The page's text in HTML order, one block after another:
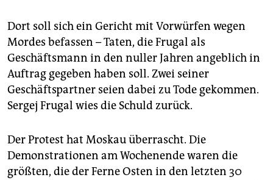
Dort soll sich ein Gericht mit Vorwürfen wegen
Mordes befassen – Taten, die Frugal als
Geschäftsmann in den nuller Jahren angeblich in
Auftrag gegeben haben soll. Zwei seiner
Geschäftspartner seien dabei zu Tode gekommen.
Sergej Frugal wies die Schuld zurück.
Der Protest hat Moskau überrascht. Die
Demonstrationen am Wochenende waren die
größten, die der Ferne Osten in den letzten 30